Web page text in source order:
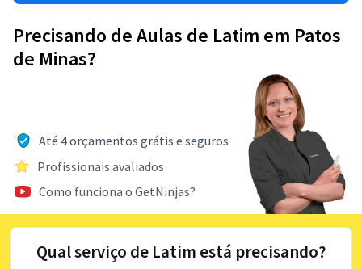
Precisando de Aulas de Latim em Patos
de Minas?
Até 4 orçamentos grátis e seguros
Profissionais avaliados
Como funciona o GetNinjas?
Qual serviço de Latim está precisando?